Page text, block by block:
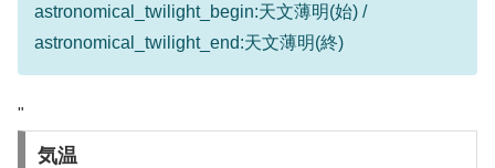
astronomical_twilight_begin:天文薄明(始) /
astronomical_twilight_end:天文薄明(終)
"
気温